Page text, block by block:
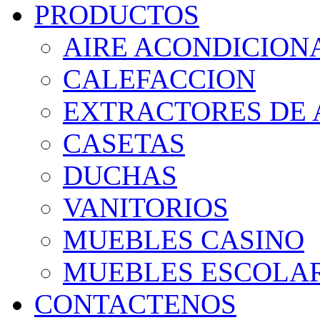
PRODUCTOS
AIRE
CALEFACCION
EXTRACTORES DE
CASETAS
DUCHAS
VANITORIOS
MUEBLES CASINO
MUEBLES
CONTACTENOS